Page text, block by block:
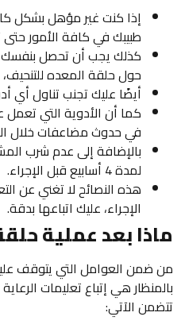
إذا كنت غير مؤهل بشكل
طبيبك في كافة الأمور
كذلك يجب أن تحصل بنفسك
حول حلقة المعده
أيضًا عليك تجنب تناول أي
كما أن الأدوية التي
في حدوث مضاعفات خلال
بالإضافة إلى عدم شرب
لمدة 4 أسابيع قبل الإجراء.
هذه النصائح لا تغني عن
الإجراء، عليك اتباعها بدقة.
ماذا بعد عملية
من ضمن العوامل التي يتوقف
بالمنظار هي إتباع تعليمات
تتضمن الآتي: